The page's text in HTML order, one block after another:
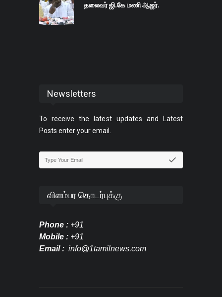
தலைவர் ஜி.கே மணி ஆஜர்.
Newsletters
To receive the latest updates and Latest
Posts enter your email.
விளம்பர தொடர்புக்கு
Phone : +91
Mobile : +91
Email : info@1tamilnews.com